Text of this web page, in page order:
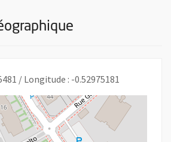
/ Longitude : -0.52975181